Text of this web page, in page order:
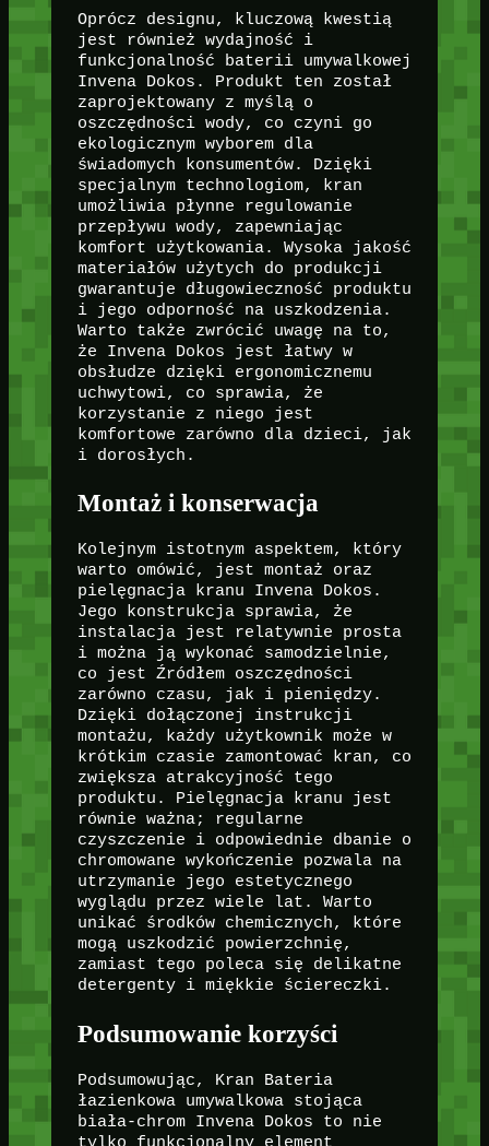
Oprócz designu, kluczową kwestią
jest również wydajność i
funkcjonalność baterii umywalkowej
Invena Dokos. Produkt ten został
zaprojektowany z myślą o
oszczędności wody, co czyni go
ekologicznym wyborem dla
świadomych konsumentów. Dzięki
specjalnym technologiom, kran
umożliwia płynne regulowanie
przepływu wody, zapewniając
komfort użytkowania. Wysoka jakość
materiałów użytych do produkcji
gwarantuje długowieczność produktu
i jego odporność na uszkodzenia.
Warto także zwrócić uwagę na to,
że Invena Dokos jest łatwy w
obsłudze dzięki ergonomicznemu
uchwytowi, co sprawia, że
korzystanie z niego jest
komfortowe zarówno dla dzieci, jak
i dorosłych.
Montaż i konserwacja
Kolejnym istotnym aspektem, który
warto omówić, jest montaż oraz
pielęgnacja kranu Invena Dokos.
Jego konstrukcja sprawia, że
instalacja jest relatywnie prosta
i można ją wykonać samodzielnie,
co jest Źródłem oszczędności
zarówno czasu, jak i pieniędzy.
Dzięki dołączonej instrukcji
montażu, każdy użytkownik może w
krótkim czasie zamontować kran, co
zwiększa atrakcyjność tego
produktu. Pielęgnacja kranu jest
równie ważna; regularne
czyszczenie i odpowiednie dbanie o
chromowane wykończenie pozwala na
utrzymanie jego estetycznego
wyglądu przez wiele lat. Warto
unikać środków chemicznych, które
mogą uszkodzić powierzchnię,
zamiast tego poleca się delikatne
detergenty i miękkie ściereczki.
Podsumowanie korzyści
Podsumowując, Kran Bateria
łazienkowa umywalkowa stojąca
biała-chrom Invena Dokos to nie